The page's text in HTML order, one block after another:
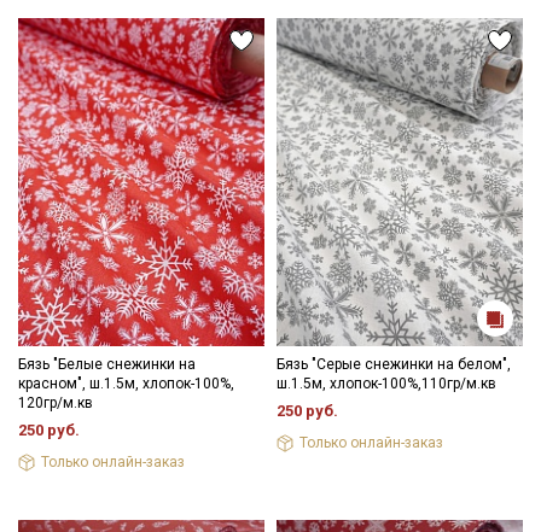
влажную прогладить разогретым утюгом.
Рекомендации по уходу:температура стирки до
60С; возможен отжим на максимальных оборотах;
противопоказано употребление отбеливателей; после стирки
не требуется глажка; если же из поплина сшиты предметы
одежды, то гладят их на режиме «хлопок» (до 110С).
Цветопередача может отличаться от оригинального цвета
ткани в зависимости от настроек вашего монитора и в
зависимости от партии тон ткани может отличаться.
Бязь "Белые снежинки на
красном", ш.1.5м, хлопок-100%,
120гр/м.кв
250 руб.
Только онлайн-заказ
Бязь "Серые снежинки на белом",
ш.1.5м, хлопок-100%,110гр/м.кв
250 руб.
Только онлайн-заказ
Секретная рассылка от Купава
Мы публикуем здесь дополнительные
промокоды и скидки до 30% на узкие
категории тканей
Электронная почта